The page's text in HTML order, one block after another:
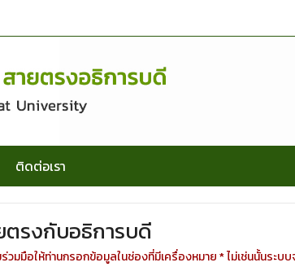
ติดต่อเรา
รงกับอธิการบดี
มมือให้ท่านกรอกข้อมูลในช่องที่มีเครื่องหมาย * ไม่เช่นนั้นระบ